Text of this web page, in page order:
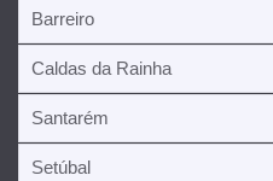
Barreiro
Caldas da Rainha
Santarém
Setúbal